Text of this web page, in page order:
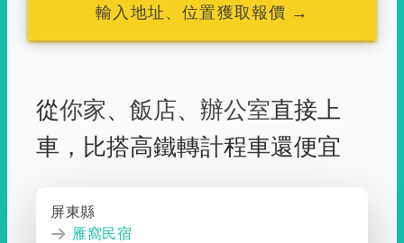
輸入地址、位置獲取報價 →
從你家、 飯店、 辦公室直接上
車， 比搭高鐵轉計程車還便宜
屏東縣
雁窩民宿